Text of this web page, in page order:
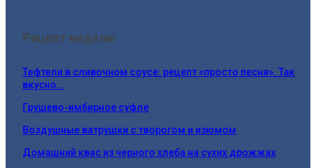
Рецепт недели:
Тефтели в сливочном соусе: рецепт «просто песня». Так
вкусно…
Грушево-имбирное суфле
Воздушные ватрушки с творогом и изюмом
Домашний квас из черного хлеба на сухих дрожжах